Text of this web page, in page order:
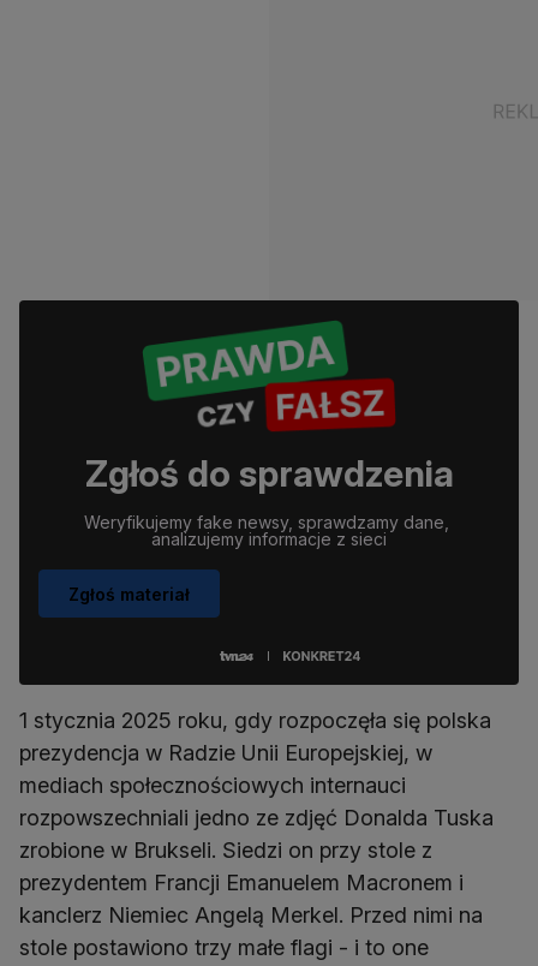
Zgłoś do sprawdzenia
Weryfikujemy fake newsy, sprawdzamy dane,
analizujemy informacje z sieci
Zgłoś materiał
1 stycznia 2025 roku, gdy rozpoczęła się polska
prezydencja w Radzie Unii Europejskiej, w
mediach społecznościowych internauci
rozpowszechniali jedno ze zdjęć Donalda Tuska
zrobione w Brukseli. Siedzi on przy stole z
prezydentem Francji Emanuelem Macronem i
kanclerz Niemiec Angelą Merkel. Przed nimi na
stole postawiono trzy małe flagi - i to one